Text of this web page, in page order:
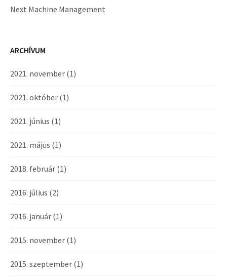
Next Machine Management
ARCHÍVUM
2021. november (1)
2021. október (1)
2021. június (1)
2021. május (1)
2018. február (1)
2016. július (2)
2016. január (1)
2015. november (1)
2015. szeptember (1)